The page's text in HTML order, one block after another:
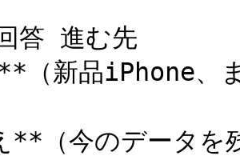
答 進む先
（新品iPhone、
（今のデータを